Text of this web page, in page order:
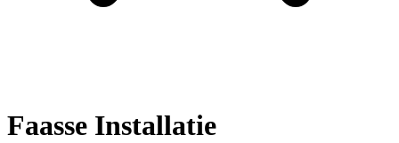
Faasse Installatie